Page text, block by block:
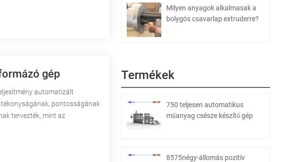
gép
automatizált
pontosságának
tervezték, mint az
Milyen anyagok alkalmasak a
bolygós csavarlap extruderre?
Termékek
750 teljesen automatikus
műanyag csésze készítő gép
8575négy-állomás pozitív